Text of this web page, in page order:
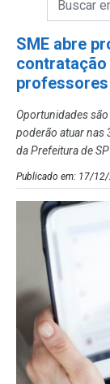
SME abre
professores
Oportunidades
poderão atuar nas
da Prefeitura de SP
Publicado em: 17/